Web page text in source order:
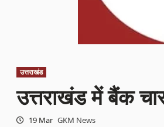
उत्तराखंड
उत्तराखंड में बैंक
19 Mar GKM News